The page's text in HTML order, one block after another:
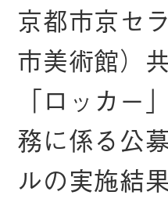
京都市京セ
市美術館）
「ロッカー
務に係る公
ルの実施結